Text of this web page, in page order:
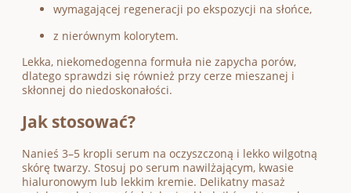
wymagającej regeneracji po ekspozycji na słońce,
z nierównym kolorytem.
Lekka, niekomedogenna formuła nie zapycha porów,
dlatego sprawdzi się również przy cerze mieszanej i
skłonnej do niedoskonałości.
Jak stosować?
Nanieś 3–5 kropli serum na oczyszczoną i lekko wilgotną
skórę twarzy. Stosuj po serum nawilżającym, kwasie
hialuronowym lub lekkim kremie. Delikatny masaż